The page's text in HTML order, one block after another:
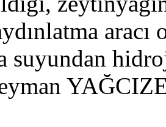
aracı
suyundan